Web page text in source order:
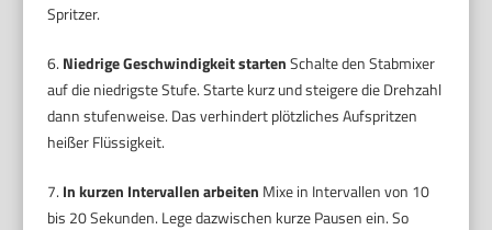
Spritzer.
6. Niedrige Geschwindigkeit startenSchalte den Stabmixer
auf die niedrigste Stufe. Starte kurz und steigere die Drehzahl
dann stufenweise. Das verhindert plötzliches Aufspritzen
heißer Flüssigkeit.
7. In kurzen Intervallen arbeiten Mixe in Intervallen von 10
bis 20 Sekunden. Lege dazwischen kurze Pausen ein. So